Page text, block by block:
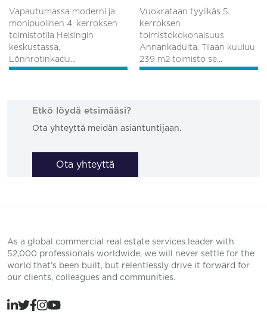
Vapautumassa moderni ja
monipuolinen 4. kerroksen
toimistotila Helsingin
keskustassa,
Lönnrotinkadu...
Vuokrataan tyylikäs 5.
kerroksen
toimistokokonaisuus
Annankadulta. Tilaan kuuluu
239 m2 toimisto se...
Etkö löydä etsimääsi?
Ota yhteyttä meidän asiantuntijaan.
Ota yhteyttä
As a global commercial real estate services leader with
52,000 professionals worldwide, we will never settle for the
world that’s been built, but relentlessly drive it forward for
our clients, colleagues and communities.